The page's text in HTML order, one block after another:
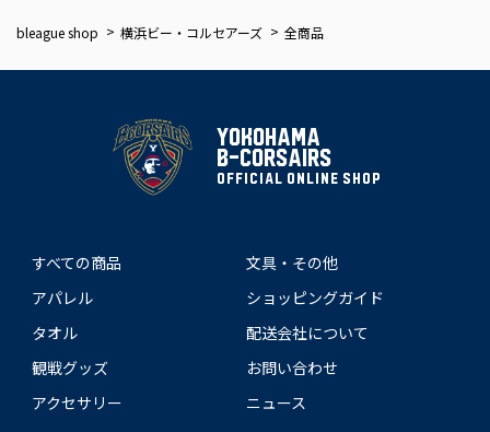
bleague shop 横浜ビー・コルセアーズ 全商品
YOKOHAMA
B-CORSAIRS
OFFICIAL ONLINE SHOP
すべての商品
アパレル
タオル
観戦グッズ
アクセサリー
文具・その他
ショッピングガイド
配送会社について
お問い合わせ
ニュース